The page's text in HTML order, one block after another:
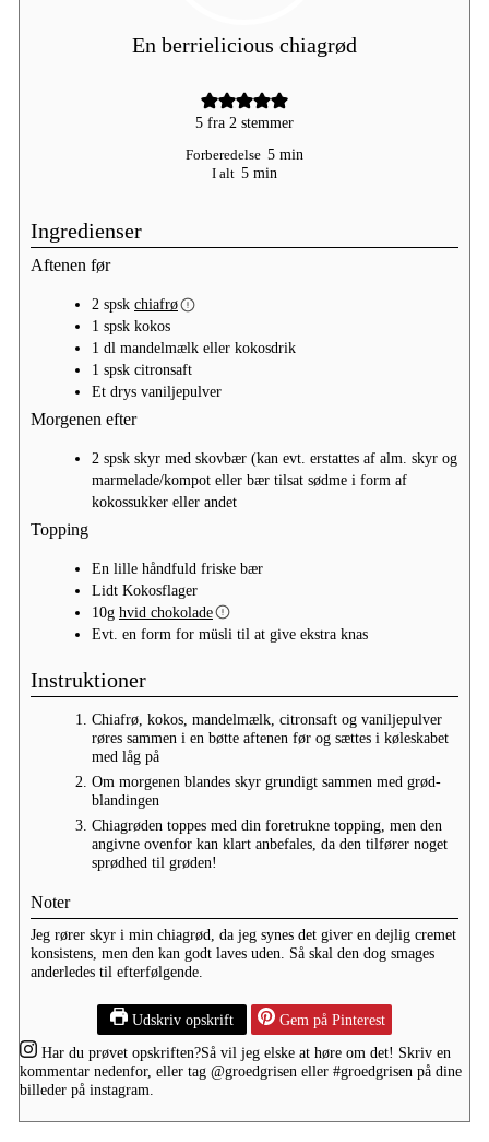
En berrielicious chiagrød
5 fra 2 stemmer
Forberedelse 5minutter
min
I alt 5minutter
min
Ingredienser
Aftenen før
2 spsk chiafrø
1 spsk kokos
1 dl mandelmælk eller kokosdrik
1 spsk citronsaft
Et drys vaniljepulver
Morgenen efter
2 spsk skyr med skovbær (kan evt. erstattes af alm. skyr og
marmelade/kompot eller bær tilsat sødme i form af
kokossukker eller andet
Topping
En lille håndfuld friske bær
Lidt Kokosflager
10g hvid chokolade
Evt. en form for müsli til at give ekstra knas
Instruktioner
Chiafrø, kokos, mandelmælk, citronsaft og vaniljepulver
røres sammen i en bøtte aftenen før og sættes i køleskabet
med låg på
Om morgenen blandes skyr grundigt sammen med grød-
blandingen
Chiagrøden toppes med din foretrukne topping, men den
angivne ovenfor kan klart anbefales, da den tilfører noget
sprødhed til grøden!
Noter
Jeg rører skyr i min chiagrød, da jeg synes det giver en dejlig cremet
konsistens, men den kan godt laves uden. Så skal den dog smages
anderledes til efterfølgende.
Udskriv opskrift
Gem på Pinterest
Har du prøvet opskriften?Så vil jeg elske at høre om det! Skriv en
kommentar nedenfor, eller tag @groedgrisen eller #groedgrisen på dine
billeder på instagram.